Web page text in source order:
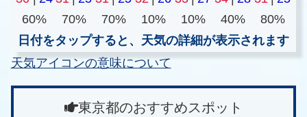
60%
70% 70% 10% 10% 40%
80%
日付をタップすると、天気の詳細が表示されます
天気アイコンの意味について
東京都のおすすめスポット